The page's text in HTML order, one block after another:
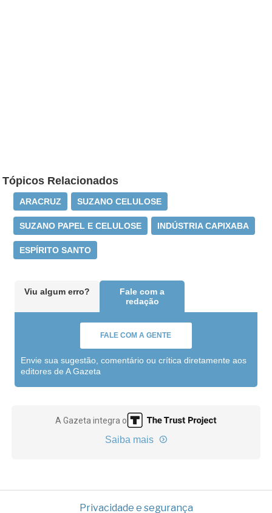
Tópicos Relacionados
ARACRUZ SUZANO CELULOSE
SUZANO PAPEL E CELULOSE INDÚSTRIA CAPIXABA
ESPÍRITO SANTO
Viu algum erro?
Fale com a
redação
FALE COM A GENTE
Envie sua sugestão, comentário ou crítica diretamente aos
editores de A Gazeta
A Gazeta integra o
Saiba mais
Privacidade e segurança